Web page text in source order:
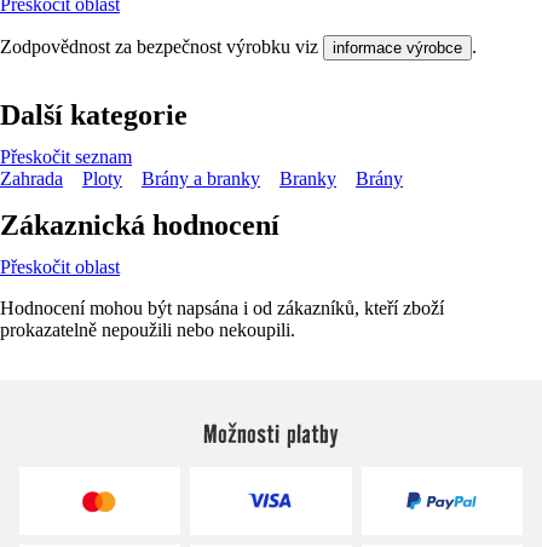
Přeskočit oblast
Zodpovědnost za bezpečnost výrobku viz informace výrobce .
Další kategorie
Přeskočit seznam
Zahrada
Ploty Brány a branky Branky Brány
Zákaznická hodnocení
Přeskočit oblast
Hodnocení mohou být napsána i od zákazníků, kteří zboží
prokazatelně nepoužili nebo nekoupili.
Možnosti platby